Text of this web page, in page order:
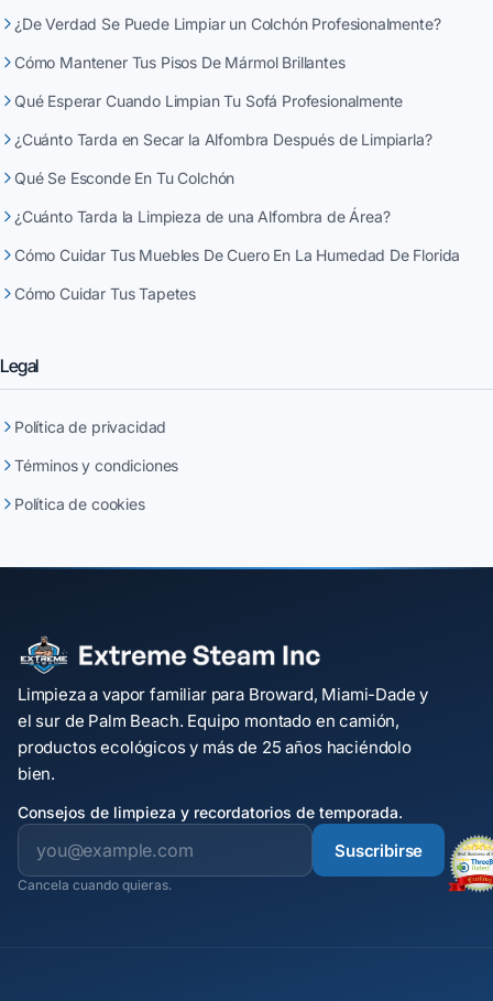
¿De Verdad Se Puede Limpiar un Colchón Profesionalmente?
Cómo Mantener Tus Pisos De Mármol Brillantes
Qué Esperar Cuando Limpian Tu Sofá Profesionalmente
¿Cuánto Tarda en Secar la Alfombra Después de Limpiarla?
Qué Se Esconde En Tu Colchón
¿Cuánto Tarda la Limpieza de una Alfombra de Área?
Cómo Cuidar Tus Muebles De Cuero En La Humedad De Florida
Cómo Cuidar Tus Tapetes
Legal
Política de privacidad
Términos y condiciones
Política de cookies
Limpieza a vapor familiar para Broward, Miami-Dade y
el sur de Palm Beach. Equipo montado en camión,
productos ecológicos y más de 25 años haciéndolo
bien.
Consejos de limpieza y recordatorios de temporada.
Suscribirse
Cancela cuando quieras.